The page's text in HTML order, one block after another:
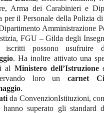
Arma dei Carabinieri e
per il Personale della Polizia
Amministrazione
FGU – Gilda degli
iscritti possono
. Ha inoltre attivato una
al Ministero dell’Istruzione
loro uncarnet
.
da ConvenzionIstituzioni,
superato gli standard